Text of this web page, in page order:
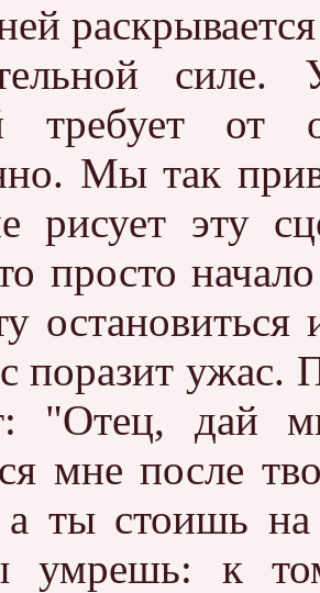
требует от
Мы так
рисует эту
просто
остановиться
поразит ужас.
"Отец, дай
мне после
ты стоишь
умрешь: к